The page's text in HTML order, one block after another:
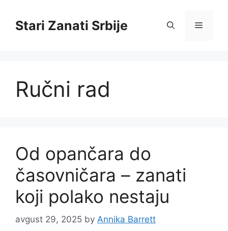
contentStari Zanati Srbije Menu
Ručni rad
Od opančara do
časovničara – zanati
koji polako nestaju
avgust 29, 2025 by Annika Barrett